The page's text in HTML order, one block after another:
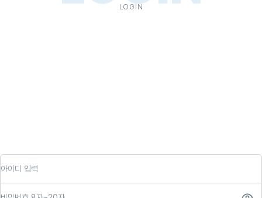
LOGIN